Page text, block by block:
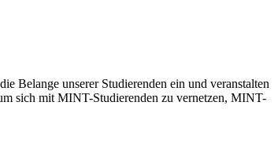
Belange unserer Studierenden ein und veranstalten
sich mit MINT-Studierenden zu vernetzen, MINT-